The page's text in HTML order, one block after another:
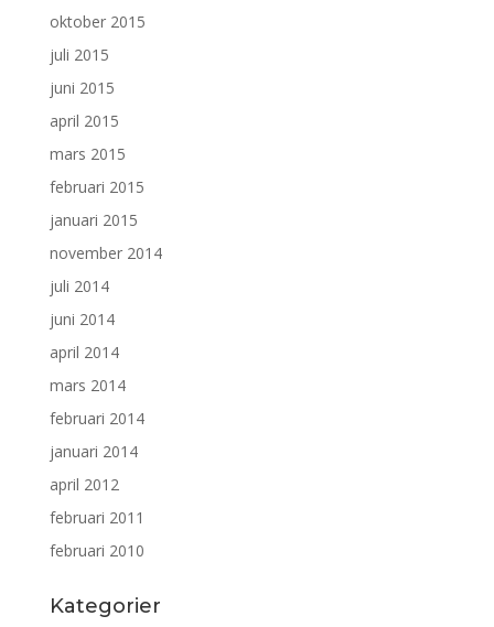
oktober 2015
juli 2015
juni 2015
april 2015
mars 2015
februari 2015
januari 2015
november 2014
juli 2014
juni 2014
april 2014
mars 2014
februari 2014
januari 2014
april 2012
februari 2011
februari 2010
Kategorier